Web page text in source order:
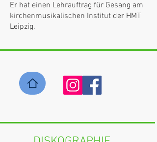
Er hat einen Lehrauftrag für Gesang am
kirchenmusikalischen Institut der HMT
Leipzig.